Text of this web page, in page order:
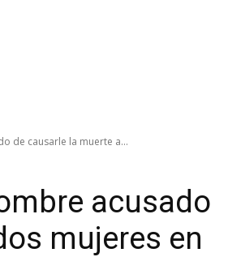
de causarle la muerte a...
acusado
mujeres en